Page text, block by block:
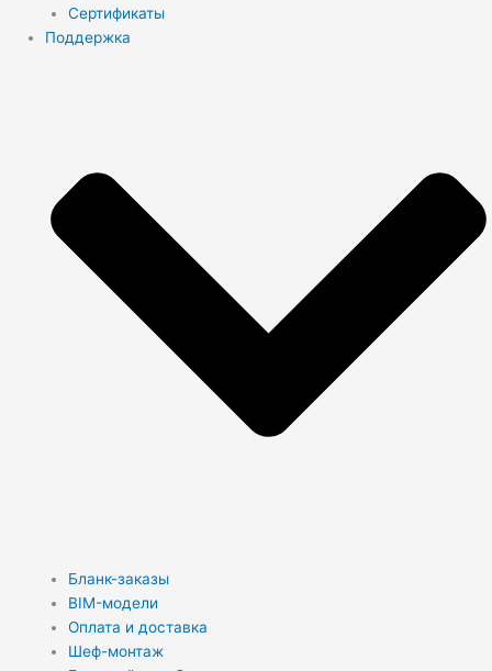
Сертификаты
Поддержка
Бланк-заказы
BIM-модели
Оплата и доставка
Шеф-монтаж